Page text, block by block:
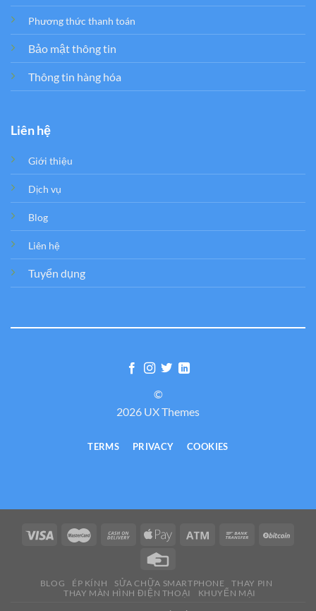
Phương thức thanh toán
Bảo mật thông tin
Thông tin hàng hóa
Liên hệ
Giới thiệu
Dịch vụ
Blog
Liên hệ
Tuyển dụng
©
2026 UX Themes
TERMS PRIVACY COOKIES
BLOG ÉP KÍNH SỬA CHỮA SMARTPHONE
THAY PIN
THAY MÀN HÌNH ĐIỆN THOẠI
KHUYẾN MẠI